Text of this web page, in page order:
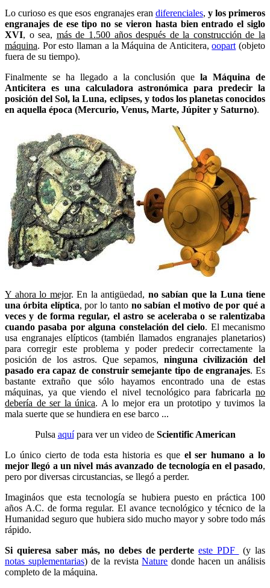
Lo curioso es que esos engranajes eran diferenciales, y los primeros
engranajes de ese tipo no se vieron hasta bien entrado el siglo
XVI, o sea, más de 1.500 años después de la construcción de la
máquina. Por esto llaman a la Máquina de Anticitera,oopart (objeto
fuera de su tiempo).
Finalmente se ha llegado a la conclusión quela Máquina de
Anticitera es una calculadora astronómica para predecir la
posición del Sol, la Luna, eclipses, y todos los planetas conocidos
en aquella época (Mercurio, Venus, Marte, Júpiter y Saturno).
Y ahora lo mejor. En la antigüedad, no sabían que la Luna tiene
una órbita elíptica, por lo tanto no sabían el motivo de por qué a
veces y de forma regular, el astro se aceleraba o se ralentizaba
cuando pasaba por alguna constelación del cielo. El mecanismo
usa engranajes elípticos (también llamados engranajes planetarios)
para corregir este problema y poder predecir correctamente la
posición de los astros. Que sepamos,ninguna civilización del
pasado era capaz de construir semejante tipo de engranajes. Es
bastante extraño que sólo hayamos encontrado una de estas
máquinas, ya que viendo el nivel tecnológico para fabricarla no
debería de ser la única. A lo mejor era un prototipo y tuvimos la
mala suerte que se hundiera en ese barco ...
Pulsa aquípara ver un video de Scientific American
Lo único cierto de toda esta historia es que el ser humano a lo
mejor llegó a un nivel más avanzado de tecnología en el pasado,
pero por diversas circustancias, se llegó a perder.
Imagináos que esta tecnología se hubiera puesto en práctica 100
años A.C. de forma regular. El avance tecnológico y técnico de la
Humanidad seguro que hubiera sido mucho mayor y sobre todo más
rápido.
Si quieresa saber más, no debes de perderte este PDF
(y las
notas suplementarias) de la revistaNature donde hacen un análisis
completo de la máquina.